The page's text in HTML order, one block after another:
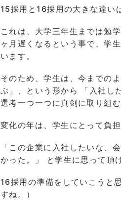
15採用と16採用の大きな違い
これは、大学三年生までは勉
ヶ月遅くなるという事で、学
います。
そのため、学生は、今までの
ぶ」、という形から 「入社し
選考一つ一つに真剣に取り組
変化の年は、学生にとって負
「この企業に入社したいな、
かった。」 と学生に思って頂
16採用の準備をしていこうと
すね。）